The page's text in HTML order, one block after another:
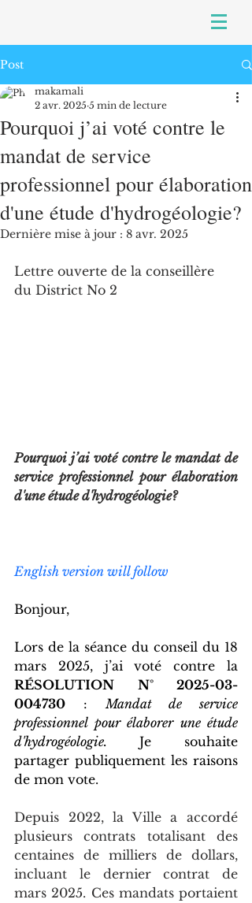
Post
Pourquoi j’ai voté contre le
mandat de service
professionnel pour élaboration
d'une étude d'hydrogéologie?
makamali
2 avr. 2025 5 min de lecture
Dernière mise à jour : 8 avr. 2025
Lettre ouverte de la conseillère
du District No 2
Pourquoi j’ai voté contre le mandat de
service professionnel pour élaboration
d'une étude d'hydrogéologie?
English version will follow
Bonjour,
Lors de la séance du conseil du 18
RÉSOLUTION N° 2025-03-
004730 : Mandat de service
professionnel pour élaborer une étude
d'hydrogéologie. Je souhaite
partager publiquement les raisons
de mon vote.
Depuis 2022, la Ville a accordé
plusieurs contrats totalisant des
centaines de milliers de dollars,
incluant le dernier contrat de
mars 2025. Ces mandats portaient